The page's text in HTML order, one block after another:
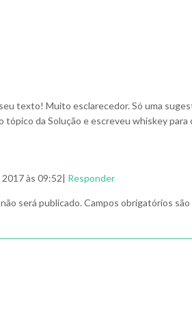
texto! Muito esclarecedor. Só uma
tópico da Solução e escreveu whiskey para
às 09:52| Responder
será publicado. Campos obrigatórios